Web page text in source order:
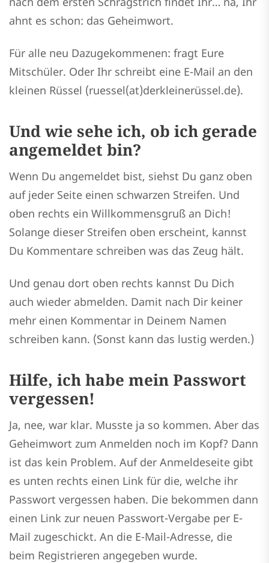
ahnt es schon: das Geheimwort.
Für alle neu Dazugekommenen: fragt Eure
Mitschüler. Oder Ihr schreibt eine E-Mail an den
kleinen Rüssel (ruessel(at)derkleinerüssel.de).
Und wie sehe ich, ob ich gerade
angemeldet bin?
Wenn Du angemeldet bist, siehst Du ganz oben
auf jeder Seite einen schwarzen Streifen. Und
oben rechts ein Willkommensgruß an Dich!
Solange dieser Streifen oben erscheint, kannst
Du Kommentare schreiben was das Zeug hält.
Und genau dort oben rechts kannst Du Dich
auch wieder abmelden. Damit nach Dir keiner
mehr einen Kommentar in Deinem Namen
schreiben kann. (Sonst kann das lustig werden.)
Hilfe, ich habe mein Passwort
vergessen!
Ja, nee, war klar. Musste ja so kommen. Aber das
Geheimwort zum Anmelden noch im Kopf? Dann
ist das kein Problem. Auf der Anmeldeseite gibt
es unten rechts einen Link für die, welche ihr
Passwort vergessen haben. Die bekommen dann
einen Link zur neuen Passwort-Vergabe per E-
Mail zugeschickt. An die E-Mail-Adresse, die
beim Registrieren angegeben wurde.